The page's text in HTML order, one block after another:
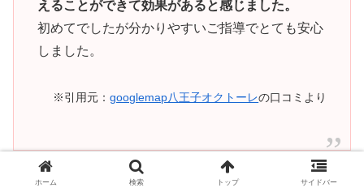
えることができて効果があると感じました。
初めてでしたが分かりやすいご指導でとても安心
しました。
※引用元：googlemap八王子オクトーレの口コミより
ホーム 検索 トップ サイドバー